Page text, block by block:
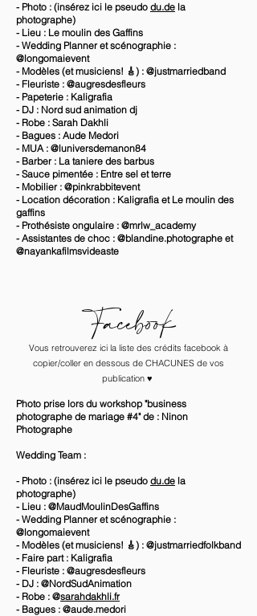
- Photo : (insérez ici le pseudo du.de la
photographe)
- Lieu : Le moulin des Gaffins
- Wedding Planner et scénographie :
@longomaievent
- Modèles (et musiciens! 🎸) : @justmarriedband
- Fleuriste : @augresdesfleurs
- Papeterie : Kaligrafia
- DJ : Nord sud animation dj
- Robe : Sarah Dakhli
- Bagues : Aude Medori
- MUA : @luniversdemanon84
- Barber : La taniere des barbus
- Sauce pimentée : Entre sel et terre
- Mobilier : @pinkrabbitevent
- Location décoration : Kaligrafia et Le moulin des
gaffins
- Prothésiste ongulaire : @mrlw_academy
- Assistantes de choc : @blandine.photographe et
@nayankafilmsvideaste
Facebook
Vous retrouverez ici la liste des crédits facebook à
copier/coller en dessous de CHACUNES de vos
publication ♥️
Photo prise lors du workshop "business
photographe de mariage #4" de : Ninon
Photographe
Wedding Team :
- Photo : (insérez ici le pseudo du.de la
photographe)
- Lieu : @MaudMoulinDesGaffins
- Wedding Planner et scénographie :
@longomaievent
- Modèles (et musiciens! 🎸) : @justmarriedfolkband
- Faire part : Kaligrafia
- Fleuriste : @augresdesfleurs
- DJ : @NordSudAnimation
- Robe : @sarahdakhli.fr
- Bagues : @aude.medori